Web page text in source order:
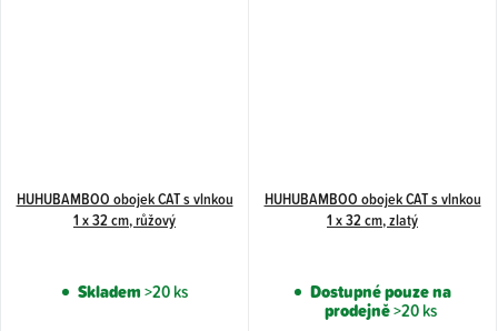
HUHUBAMBOO obojek CAT s vlnkou
1 x 32 cm, růžový
Skladem>20 ks
HUHUBAMBOO obojek CAT s vlnkou
1 x 32 cm, zlatý
Dostupné pouze na
prodejně>20 ks